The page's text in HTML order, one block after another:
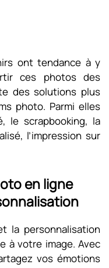
ont tendance à y
ces photos des
des solutions plus
photo. Parmi elles
le scrapbooking, la
l’impression sur
en ligne
la personnalisation
à votre image. Avec
vos émotions